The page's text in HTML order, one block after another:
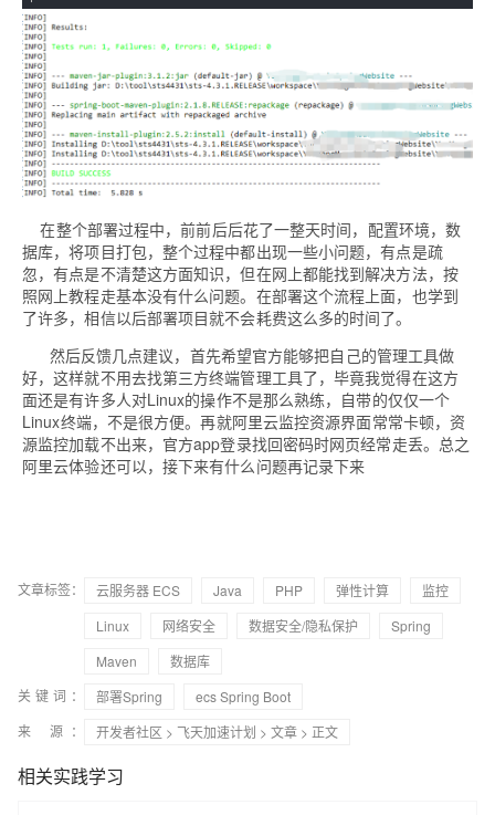
在整个部署过程中，前前后后花了一整天时间，配置环境，数
据库，将项目打包，整个过程中都出现一些小问题，有点是疏
忽，有点是不清楚这方面知识，但在网上都能找到解决方法，按
照网上教程走基本没有什么问题。在部署这个流程上面，也学到
了许多，相信以后部署项目就不会耗费这么多的时间了。
然后反馈几点建议，首先希望官方能够把自己的管理工具做
好，这样就不用去找第三方终端管理工具了，毕竟我觉得在这方
面还是有许多人对Linux的操作不是那么熟练，自带的仅仅一个
Linux终端，不是很方便。再就阿里云监控资源界面常常卡顿，资
源监控加载不出来，官方app登录找回密码时网页经常走丢。总之
阿里云体验还可以，接下来有什么问题再记录下来
文章标签： 云服务器 ECS Java PHP 弹性计算
监控
Linux
网络安全 数据安全/隐私保护
Spring
Maven
数据库
关键词：
部署Spring
ecs Spring Boot
来 源：
开发者社区 > 飞天加速计划 > 文章 > 正文
相关实践学习